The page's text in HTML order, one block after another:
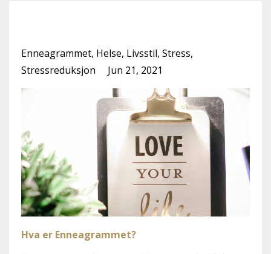
Enneagrammet Helse Livsstil Stress
Stressreduksjon
Jun 21, 2021
Hva er Enneagrammet?